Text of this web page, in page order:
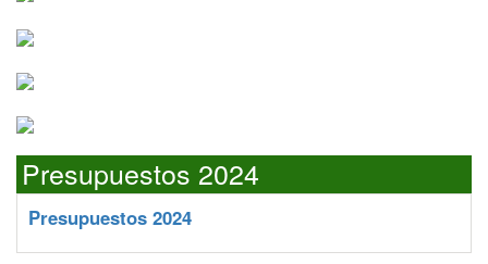
Presupuestos 2024
Presupuestos 2024